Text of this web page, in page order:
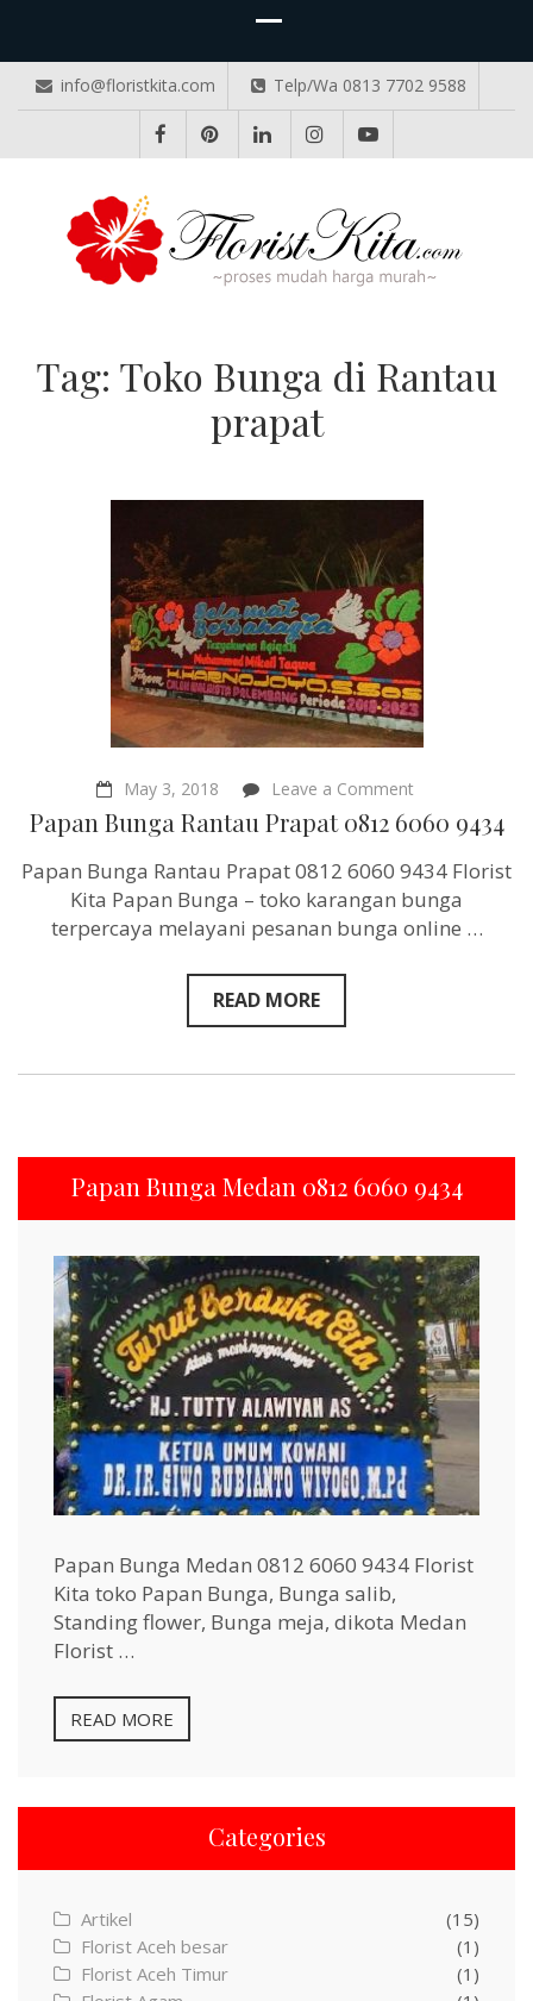
info@floristkita.com Telp/Wa 0813 7702 9588
Tag: Toko Bunga di Rantau
prapat
May 3, 2018 Leave a Commenton
Papan
Bunga
Prapat
6060
9434
Papan Bunga Rantau Prapat 0812 6060 9434
Papan Bunga Rantau Prapat 0812 6060 9434 Florist
Kita Papan Bunga – toko karangan bunga
terpercaya melayani pesanan bunga online …
READ MORE
Papan Bunga Medan 0812 6060 9434
Papan Bunga Medan 0812 6060 9434 Florist
Kita toko Papan Bunga, Bunga salib,
Standing flower, Bunga meja, dikota Medan
Florist …
READ MORE
Categories
Artikel
(15)
Florist Aceh besar
(1)
Florist Aceh Timur
(1)